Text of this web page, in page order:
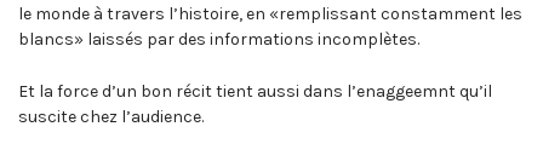
le monde à travers l’histoire, en «remplissant constamment les
blancs» laissés par des informations incomplètes.
Et la force d’un bon récit tient aussi dans l’enaggeemnt qu’il
suscite chez l’audience.